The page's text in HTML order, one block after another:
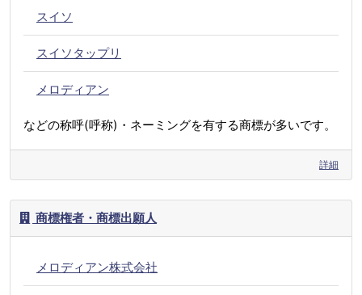
スイソ
スイソタップリ
メロディアン
などの称呼(呼称)・ネーミングを有する商標が多いです。
詳細
商標権者・商標出願人
メロディアン株式会社